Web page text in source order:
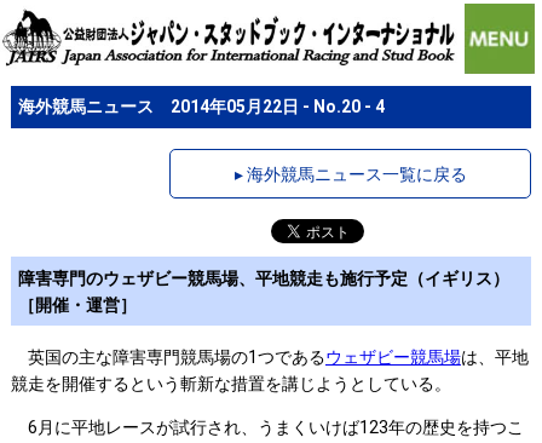
海外競馬ニュース 2014年05月22日 - No.20 - 4
▸ 海外競馬ニュース一覧に戻る
障害専門のウェザビー競馬場、平地競走も施行予定（イギリス）
［開催・運営］
英国の主な障害専門競馬場の1つであるウェザビー競馬場は、平地
競走を開催するという斬新な措置を講じようとしている。
6月に平地レースが試行され、うまくいけば123年の歴史を持つこ